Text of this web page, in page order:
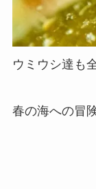
ウミウシ達も
春の海への冒